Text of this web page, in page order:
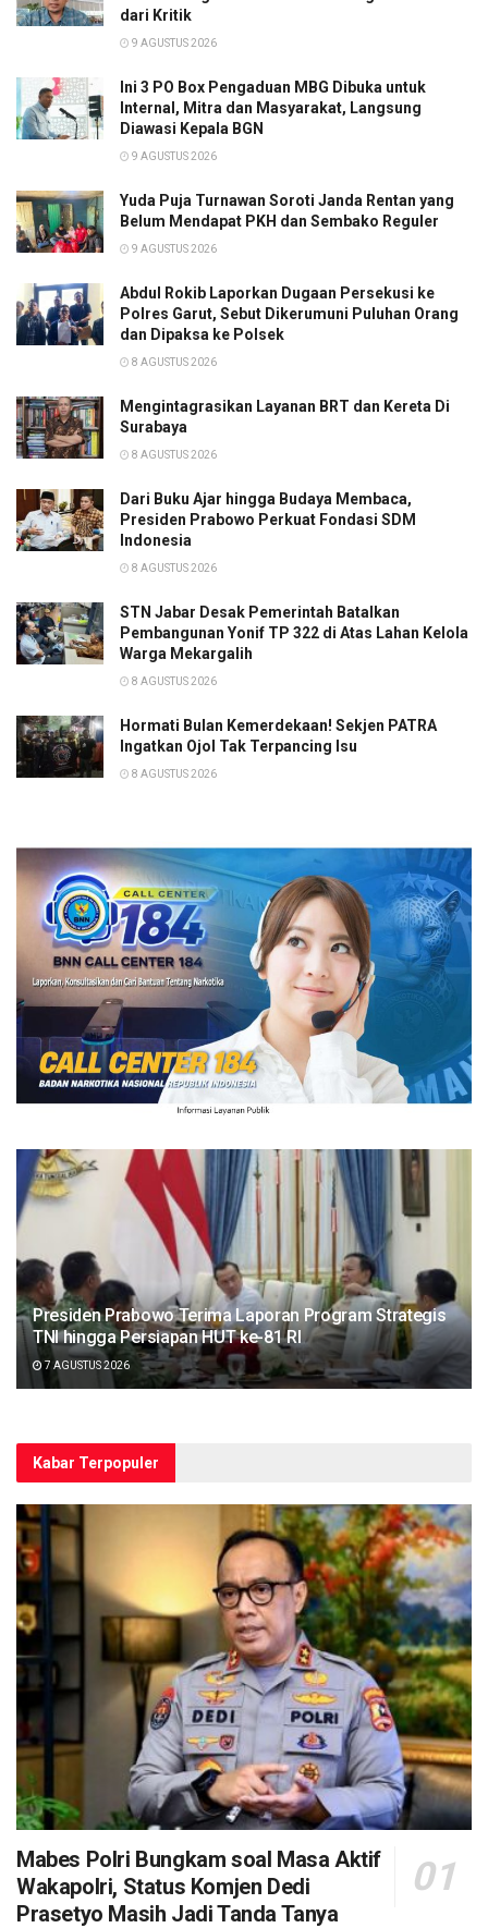
dari Kritik
9 AGUSTUS 2026
Ini 3 PO Box Pengaduan MBG Dibuka untuk
Internal, Mitra dan Masyarakat, Langsung
Diawasi Kepala BGN
9 AGUSTUS 2026
Yuda Puja Turnawan Soroti Janda Rentan yang
Belum Mendapat PKH dan Sembako Reguler
9 AGUSTUS 2026
Abdul Rokib Laporkan Dugaan Persekusi ke
Polres Garut, Sebut Dikerumuni Puluhan Orang
dan Dipaksa ke Polsek
8 AGUSTUS 2026
Mengintagrasikan Layanan BRT dan Kereta Di
Surabaya
8 AGUSTUS 2026
Dari Buku Ajar hingga Budaya Membaca,
Presiden Prabowo Perkuat Fondasi SDM
Indonesia
8 AGUSTUS 2026
STN Jabar Desak Pemerintah Batalkan
Pembangunan Yonif TP 322 di Atas Lahan Kelola
Warga Mekargalih
8 AGUSTUS 2026
Hormati Bulan Kemerdekaan! Sekjen PATRA
Ingatkan Ojol Tak Terpancing Isu
8 AGUSTUS 2026
Presiden Prabowo Terima Laporan Program Strategis
TNI hingga Persiapan HUT ke-81 RI
7 AGUSTUS 2026
Kabar Terpopuler
Mabes Polri Bungkam soal Masa Aktif
Wakapolri, Status Komjen Dedi
Prasetyo Masih Jadi Tanda Tanya